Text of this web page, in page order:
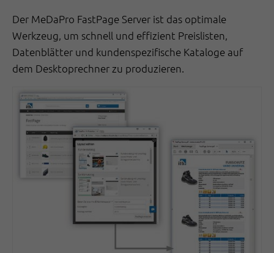
Der MeDaPro FastPage Server ist das optimale
Werkzeug, um schnell und effizient Preislisten,
Datenblätter und kundenspezifische Kataloge auf
dem Desktoprechner zu produzieren.